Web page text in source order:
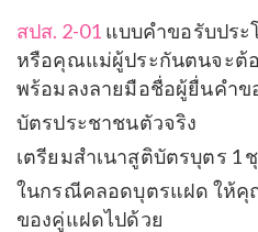
สปส. 2-01 แบบคำขอรับปร
หรือคุณแม่ผู้ประกันตนจะต้
พร้อมลงลายมือชื่อผู้ยื่นคำข
บัตรประชาชนตัวจริง
เตรียมสำเนาสูติบัตรบุตร 1
ในกรณีคลอดบุตรแฝด ให้คุ
ของคู่แฝดไปด้วย